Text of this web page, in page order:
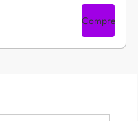
Compre